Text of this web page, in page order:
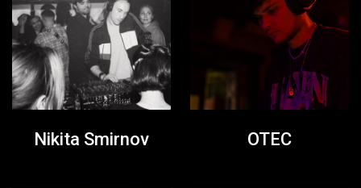
Nikita Smirnov OTEC